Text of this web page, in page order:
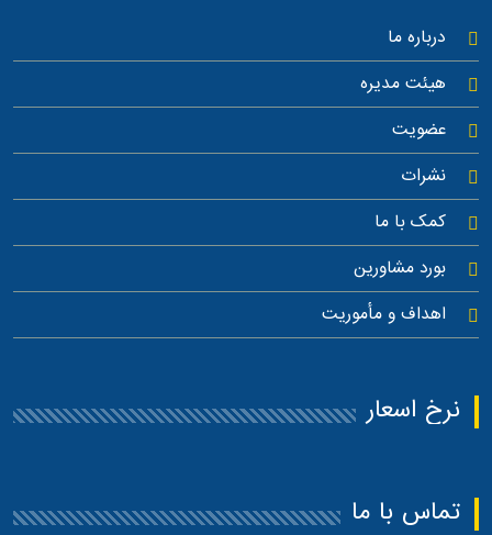
درباره ما
هیئت مدیره
عضویت
نشرات
کمک با ما
بورد مشاورین
اهداف و مأموریت
نرخ اسعار
تماس با ما